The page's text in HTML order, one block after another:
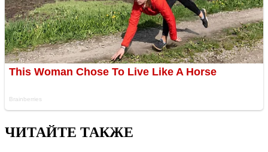
ЧИТАЙТЕ ТАКЖЕ